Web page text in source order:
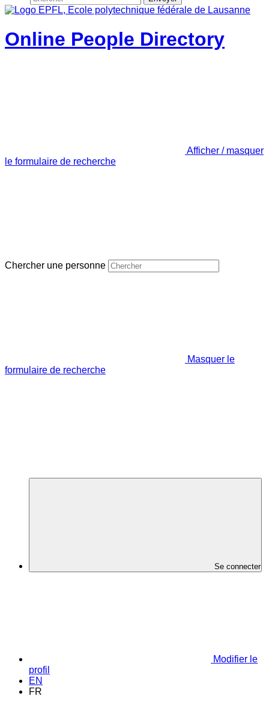
Online People Directory
Afficher / masquer
le formulaire de recherche
Chercher une personne
Masquer le
formulaire de recherche
Se connecter
Modifier le
profil
EN
FR